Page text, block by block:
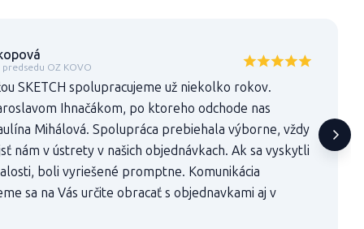
OZ KOVO
SKETCH spolupracujeme už niekolko rokov.
Ihnačákom, po ktoreho odchode nas
Mihálová. Spolupráca prebiehala výborne, vždy
nám v ústrety v našich objednávkach. Ak sa vyskytli
boli vyriešené promptne. Komunikácia
sa na Vás určite obracať s objednavkami aj v